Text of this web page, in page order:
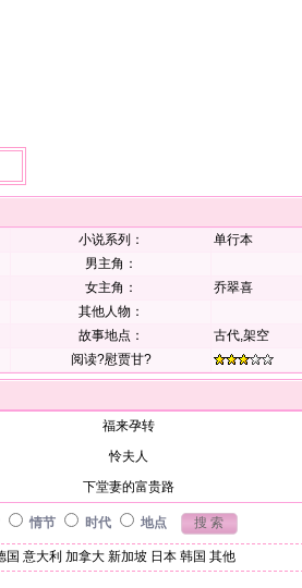
小说系列：
单行本
男主角：
女主角：
乔翠喜
其他人物：
故事地点：
古代,架空
阅读?慰贾甘?
福来孕转
怜夫人
下堂妻的富贵路
情节 时代 地点
国 意大利 加拿大 新加坡 日本 韩国 其他